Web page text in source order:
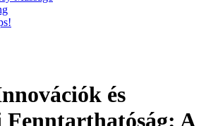
és
Fenntarthatóság: A